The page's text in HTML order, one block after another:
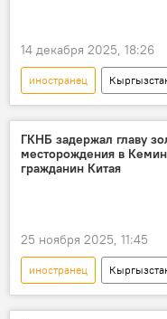
14 декабря 2025, 18:26
иностранец
мошенники
задержание
ГКНБ задержал главу
месторождения в
гражданин Китая
25 ноября 2025, 11:45
иностранец
Кеминский район